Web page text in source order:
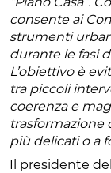
consente ai
strumenti
durante le fasi
L’obiettivo è
tra piccoli
coerenza e
trasformazione
più delicati o a
Il presidente